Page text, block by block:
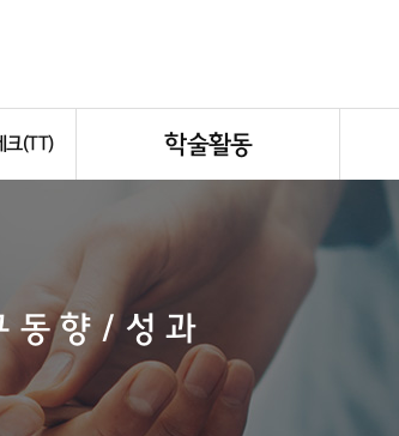
크(TT) 학술활동
동향/성과